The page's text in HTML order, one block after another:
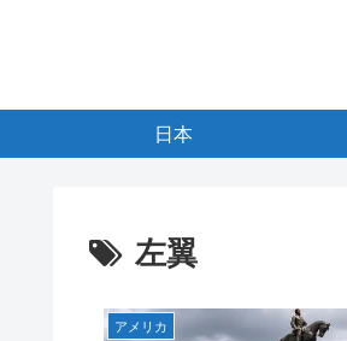
日本
左翼
アメリカ